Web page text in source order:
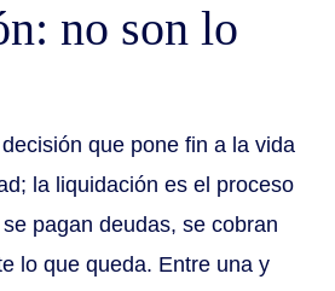
no son lo
que pone fin a la vida
la liquidación es el proceso
pagan deudas, se cobran
lo que queda. Entre una y